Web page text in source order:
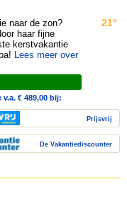
naar de zon?
haar fijne
kerstvakantie
Lees meer over
21°
€ 489,00 bij:
Prijsvrij
De Vakantiediscounter